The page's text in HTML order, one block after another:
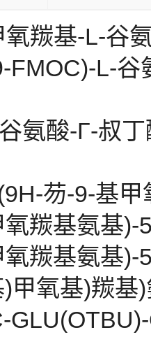
羰基-L-谷
FMOC)-L-
氨酸-Γ-叔
芴-9-基
羰基氨基
羰基氨基
甲氧基)羰